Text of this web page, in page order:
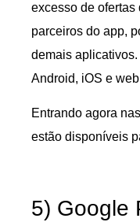
excesso de
parceiros do app,
demais
Android, iOS e
Entrando agora
estão disponíveis
5) Google